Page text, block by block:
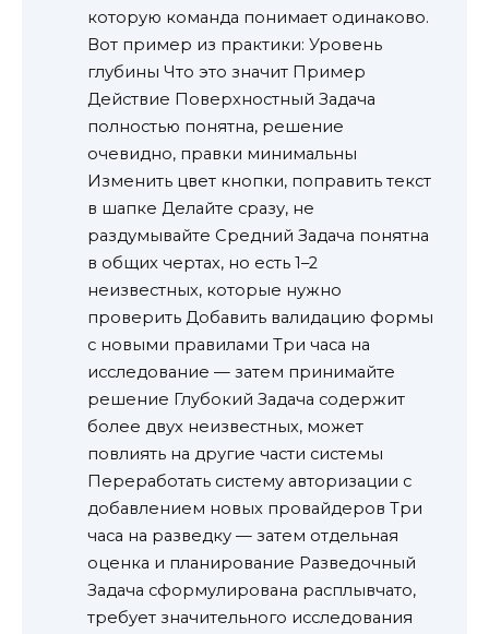
которую команда понимает одинаково.
Вот пример из практики: Уровень
глубины Что это значит Пример
Действие Поверхностный Задача
полностью понятна, решение
очевидно, правки минимальны
Изменить цвет кнопки, поправить текст
в шапке Делайте сразу, не
раздумывайте Средний Задача понятна
в общих чертах, но есть 1–2
неизвестных, которые нужно
проверить Добавить валидацию формы
с новыми правилами Три часа на
исследование — затем принимайте
решение Глубокий Задача содержит
более двух неизвестных, может
повлиять на другие части системы
Переработать систему авторизации с
добавлением новых провайдеров Три
часа на разведку — затем отдельная
оценка и планирование Разведочный
Задача сформулирована расплывчато,
требует значительного исследования